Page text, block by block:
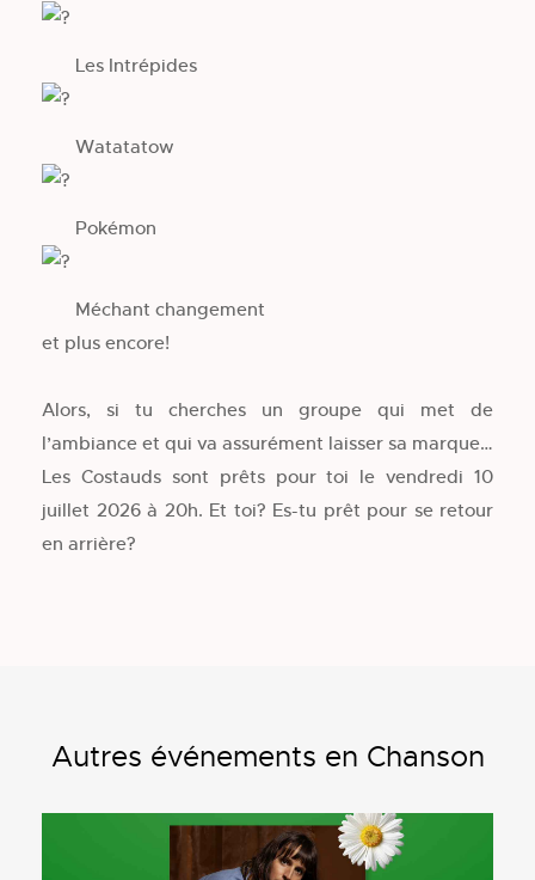
Les Intrépides
Watatatow
Pokémon
Méchant changement
et plus encore!
Alors, si tu cherches un groupe qui met de
l’ambiance et qui va assurément laisser sa marque…
Les Costauds sont prêts pour toi le vendredi 10
juillet 2026 à 20h. Et toi? Es-tu prêt pour se retour
en arrière?
Autres événements en Chanson